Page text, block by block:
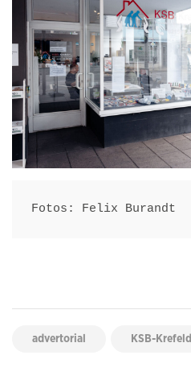
Fotos: Felix Burandt
advertorial KSB-Krefeld